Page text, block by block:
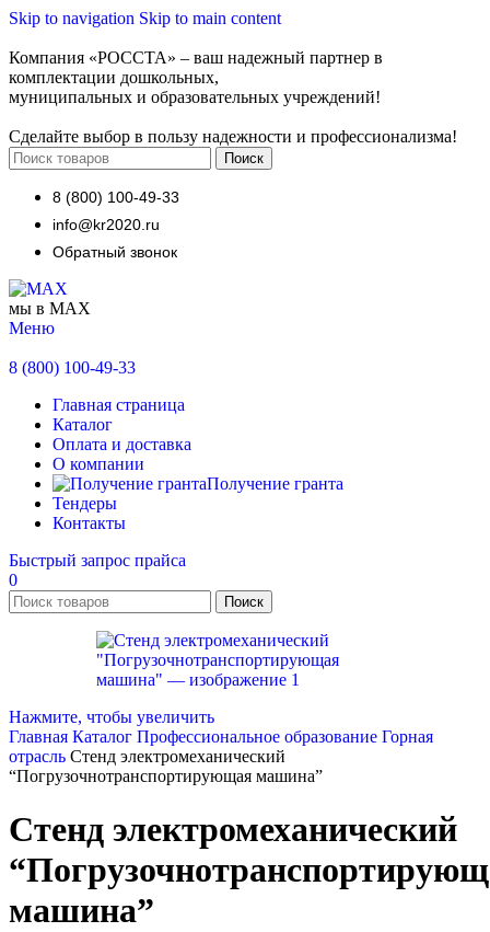
Skip to navigation Skip to main content
Компания «РОССТА» – ваш надежный партнер в
комплектации дошкольных,
муниципальных и образовательных учреждений!
Сделайте выбор в пользу надежности и профессионализма!
Поиск
8 (800) 100-49-33
info@kr2020.ru
Обратный звонок
мы в MAX
Меню
8 (800) 100-49-33
Главная страница
Каталог
Оплата и доставка
О компании
Получение гранта
Тендеры
Контакты
Быстрый запрос прайса
0
Поиск
Нажмите, чтобы увеличить
Главная Каталог Профессиональное образование Горная
отрасль Стенд электромеханический
“Погрузочнотранспортирующая машина”
Стенд электромеханический
машина”